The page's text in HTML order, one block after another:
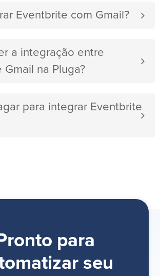
Eventbrite com Gmail?
a integração entre
Gmail na Pluga?
para integrar Eventbrite
para
seu